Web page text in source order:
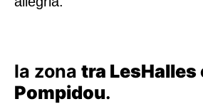
la zona tra LesHalles
Pompidou.